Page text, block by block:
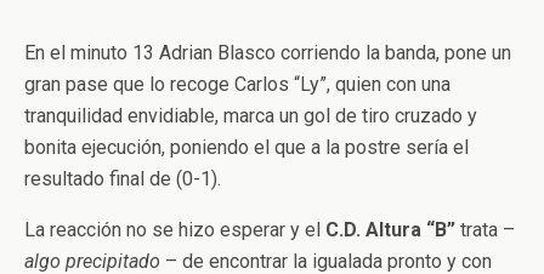
En el minuto 13 Adrian Blasco corriendo la banda, pone un
gran pase que lo recoge Carlos “Ly”, quien con una
tranquilidad envidiable, marca un gol de tiro cruzado y
bonita ejecución, poniendo el que a la postre sería el
resultado final de (0-1).
La reacción no se hizo esperar y el C.D. Altura “B” trata –
algo precipitado – de encontrar la igualada pronto y con